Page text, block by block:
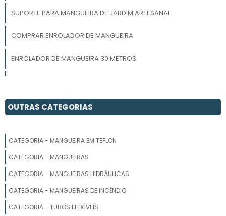
SUPORTE PARA MANGUEIRA DE JARDIM ARTESANAL
COMPRAR ENROLADOR DE MANGUEIRA
ENROLADOR DE MANGUEIRA 30 METROS
COMPRAR SUPORTE PARA MANGUEIRA DE JARDIM
SUPORTE PARA MANGUEIRA GIRATÓRIO
ENROLADOR DE MANGUEIRA PREÇO
OUTRAS CATEGORIAS
CATEGORIA - MANGUEIRA EM TEFLON
CATEGORIA - MANGUEIRAS
CATEGORIA - MANGUEIRAS HIDRÁULICAS
CATEGORIA - MANGUEIRAS DE INCÊNDIO
CATEGORIA - TUBOS FLEXÍVEIS